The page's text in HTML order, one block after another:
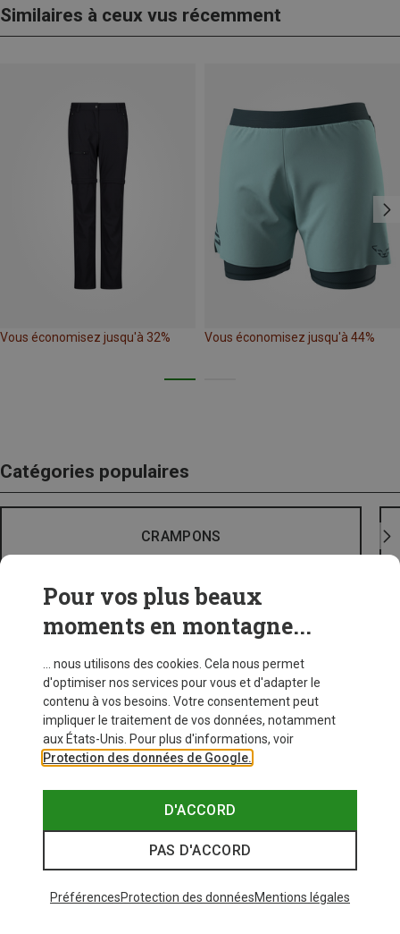
Similaires à ceux vus récemment
Vous économisez jusqu'à 32% Vous économisez jusqu'à 44%
Catégories populaires
CRAMPONS
Pour vos plus beaux
moments en montagne...
... nous utilisons des cookies. Cela nous permet
d'optimiser nos services pour vous et d'adapter le
contenu à vos besoins. Votre consentement peut
impliquer le traitement de vos données, notamment
aux États-Unis. Pour plus d'informations, voir
Protection des données de Google.
D'ACCORD
PAS D'ACCORD
PréférencesProtection des donnéesMentions légales